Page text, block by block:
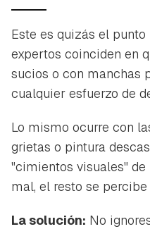
Este es quizás el
expertos coinciden en
sucios o con manchas
cualquier esfuerzo de
Lo mismo ocurre con
grietas o pintura
"cimientos visuales" de
mal, el resto se percibe
La solución: No